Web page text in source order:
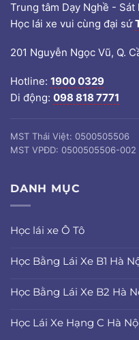
Trung tâm Dạy Nghề -
Học lái xe vui cùng đại sứ
201 Nguyễn Ngọc Vũ, Q.
Hotline: 1900 0329
Di động: 098 818 7771
MST Thái Việt: 0500505506
MST VPĐD: 0500505506-002
DANH MỤC
Học lái xe Ô Tô
Học Bằng Lái Xe B1 Hà
Học Bằng Lái Xe B2 Hà
Học Lái Xe Hạng C Hà